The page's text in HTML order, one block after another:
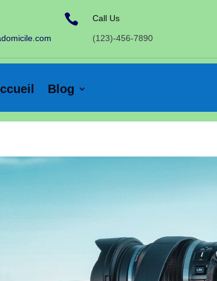
 Call Us
(123)-456-7890
Blog